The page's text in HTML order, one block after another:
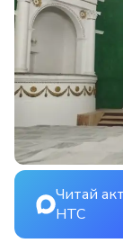
Читай
НТС